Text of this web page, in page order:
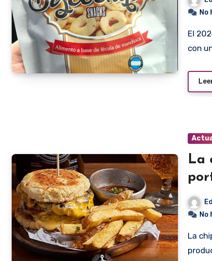
No
El 2024 nos sorprende con otro “gran invento” argentino
con
La
No
La chipa o el chipá como dicen los argentinos no era un